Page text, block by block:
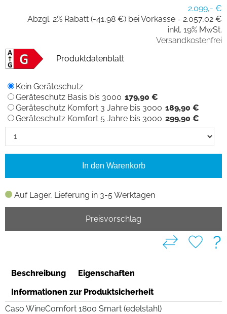
2.099,- €
Abzgl. 2% Rabatt (-41,98 €) bei Vorkasse = 2.057,02 €
inkl. 19% MwSt.
Versandkostenfrei
Produktdatenblatt
Auf Lager, Lieferung in 3-5 Werktagen
Kein Geräteschutz
Geräteschutz Basis bis 3000 179,90 €
Geräteschutz Komfort 3 Jahre bis 3000 189,90 €
Geräteschutz Komfort 5 Jahre bis 3000 299,90 €
In den Warenkorb
Preisvorschlag
?
Beschreibung
Eigenschaften
Informationen zur Produktsicherheit
Caso WineComfort 1800 Smart (edelstahl)